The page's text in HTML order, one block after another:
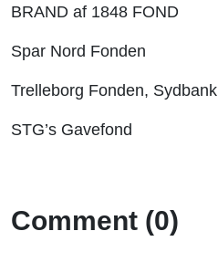
BRAND af 1848 FOND
Spar Nord Fonden
Trelleborg Fonden, Sydbank
STG’s Gavefond
Comment (0)